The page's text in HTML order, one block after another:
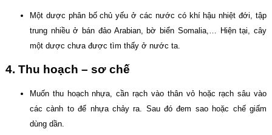
Một dược phân bố chủ yếu ở các nước có khí hậu nhiệt đới, tập
trung nhiều ở bán đảo Arabian, bờ biển Somalia,… Hiện tại, cây
một dược chưa được tìm thấy ở nước ta.
4. Thu hoạch – sơ chế
Muốn thu hoạch nhựa, cần rạch vào thân vỏ hoặc rạch sâu vào
các cành to để nhựa chảy ra. Sau đó đem sao hoặc chế giấm
dùng dần.